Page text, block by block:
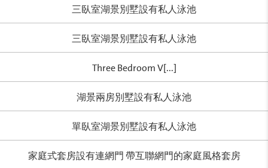
三臥室湖景別墅設有私人泳池
三臥室湖景別墅設有私人泳池
Three Bedroom V[...]
湖景兩房別墅設有私人泳池
單臥室湖景別墅設有私人泳池
家庭式套房設有連網門 帶互聯網門的家庭風格套房